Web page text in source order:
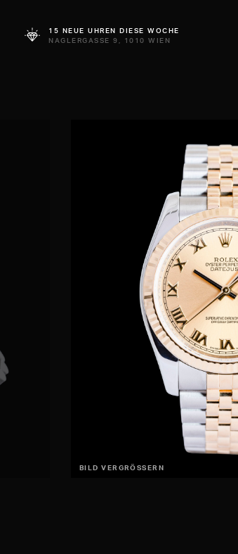
15 NEUE UHREN DIESE WOCHE
NAGLERGASSE 9, 1010 WIEN
BILD VERGRÖSSERN